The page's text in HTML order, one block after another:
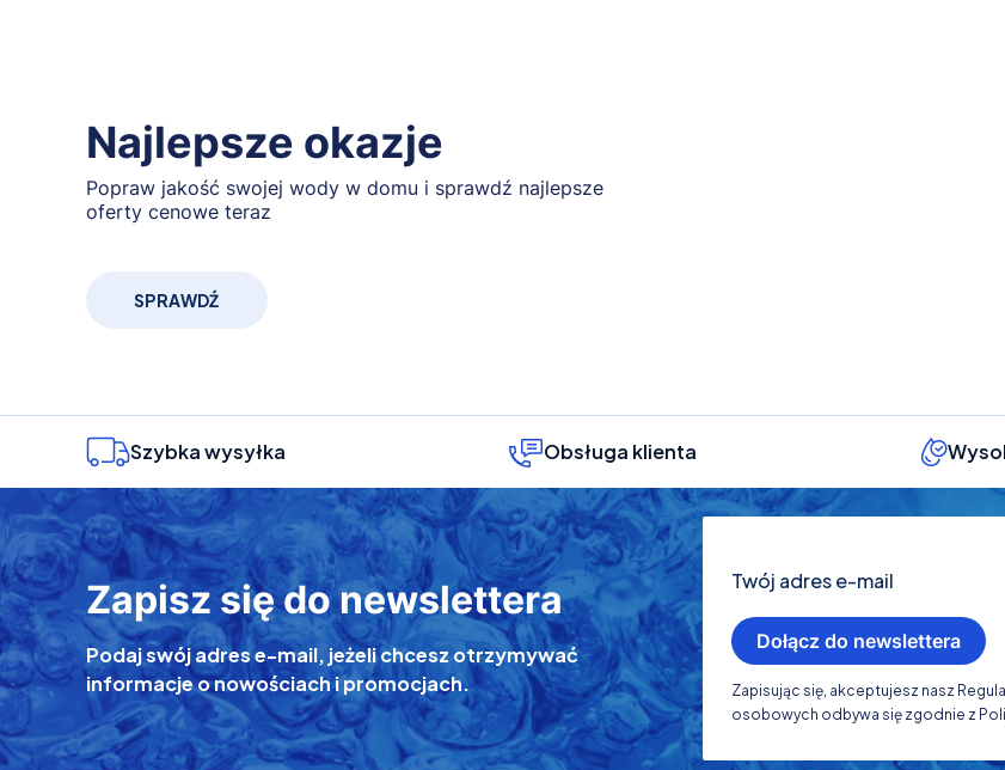
Najlepsze okazje
Popraw jakość swojej wody w domu i sprawdź najlepsze
oferty cenowe teraz
SPRAWDŹ
Szybka wysyłka Obsługa klienta
Zapisz się do newslettera
Podaj swój adres e-mail, jeżeli chcesz otrzymywać
informacje o nowościach i promocjach.
Twój adres e-mail
Dołącz do newslettera
Zapisując się, akceptujesz nasz
osobowych odbywa się zgodnie z